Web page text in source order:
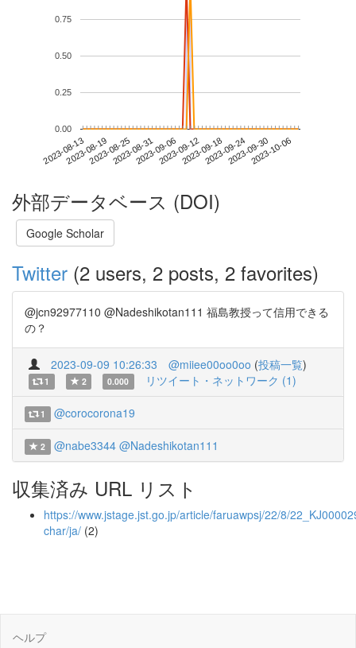
2023-08-132023-08-192023-08-252023-08-312023-09-062023-09-122023-09-182023-09-242023-09-302023-10-06
0.00
0.25
0.50
0.75
外部データベース (DOI)
Google Scholar
Twitter (2 users, 2 posts, 2 favorites)
@jcn92977110 @Nadeshikotan111 福島教授って信用できる
の？
2023-09-09 10:26:33 @miiee00oo0oo (投稿一覧)
1 2 0.000 リツイート・ネットワーク (1)
1 @corocorona19
2 @nabe3344 @Nadeshikotan111
収集済み URL リスト
https://www.jstage.jst.go.jp/article/faruawpsj/22/8/
char/ja/ (2)
ヘルプ